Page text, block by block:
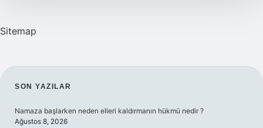
Sitemap
SIDEBAR
SON YAZILAR
Namaza başlarken neden elleri kaldırmanın hükmü nedir ?
Ağustos 8, 2026